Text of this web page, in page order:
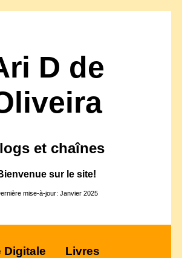
D de
et chaînes
sur le site!
mise-à-jour: Janvier 2025
Digitale Livres